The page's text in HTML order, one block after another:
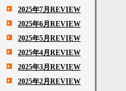
2025年7月REVIEW
2025年6月REVIEW
2025年5月REVIEW
2025年4月REVIEW
2025年3月REVIEW
2025年2月REVIEW